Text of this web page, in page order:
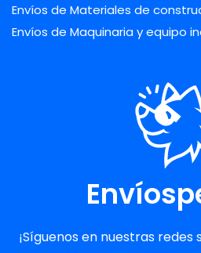
Envíos de Materiales de
Envíos de Maquinaria y equipo
¡Síguenos en nuestras